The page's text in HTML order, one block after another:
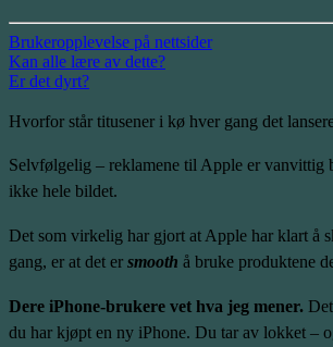
Brukeropplevelse på nettsider
Kan alle lære av dette?
Er det dyrt?
Hvorfor står titusener i kø hver gang det
Selvfølgelig – reklamene til Apple er vanvittig
ikke hele bildet.
Det som virkelig har gjort at Apple har klart å
gang, er at det er smooth å bruke produktene
Dere iPhone-brukere vet hva jeg mener.
du har kjøpt en ny iPhone. Du tar av lokket –